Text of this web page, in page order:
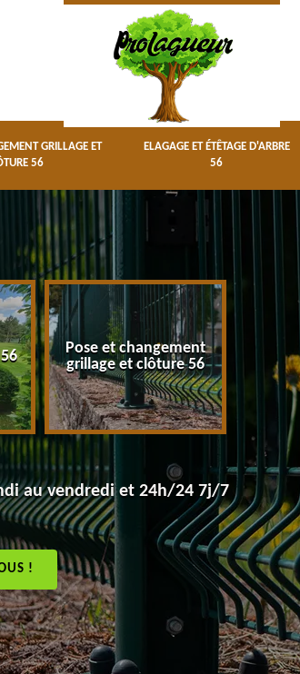
GRILLAGE ET
56
ELAGAGE ET ÉTÊTAGE D'ARBRE
56
Pose et changement
grillage et clôture 56
au vendredi et 24h/24 7j/7
!